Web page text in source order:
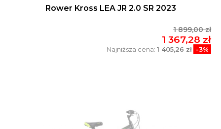
Rower Kross LEA JR 2.0 SR 2023
1 899,00 zł
1 367,28 zł
Najniższa cena: 1 405,26 zł -3%